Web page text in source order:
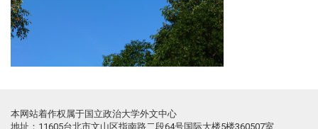
本网站着作权属于国立政治大学外文中心
地址：11605台北市文山区指南路二段64号国际大楼5楼360507室